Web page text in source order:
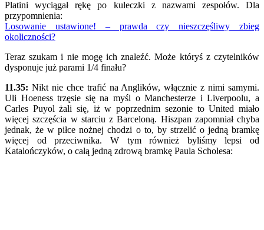
Platini wyciągał rękę po kuleczki z nazwami zespołów. Dla
przypomnienia:
Losowanie ustawione! – prawda czy nieszczęśliwy zbieg
okoliczności?
Teraz szukam i nie mogę ich znaleźć. Może któryś z czytelników
dysponuje już parami 1/4 finału?
11.35: Nikt nie chce trafić na Anglików, włącznie z nimi samymi.
Uli Hoeness trzęsie się na myśl o Manchesterze i Liverpoolu, a
Carles Puyol żali się, iż w poprzednim sezonie to United miało
więcej szczęścia w starciu z Barceloną. Hiszpan zapomniał chyba
jednak, że w piłce nożnej chodzi o to, by strzelić o jedną bramkę
więcej od przeciwnika. W tym również byliśmy lepsi od
Katalończyków, o całą jedną zdrową bramkę Paula Scholesa: